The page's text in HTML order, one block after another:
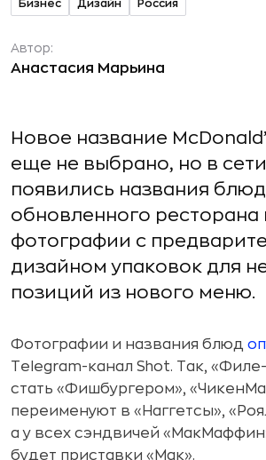
Бизнес Дизайн Россия
Автор:
Анастасия Марьина
Новое название
еще не выбрано, но в
появились названия блюд
обновленного ресторана
фотографии с
дизайном упаковок для
позиций из нового меню.
Фотографии и названия блюд
Telegram-канал Shot. Так,
стать «Фишбургером»,
переименуют в «Наггетсы»,
а у всех сэндвичей
будет приставки «Мак».